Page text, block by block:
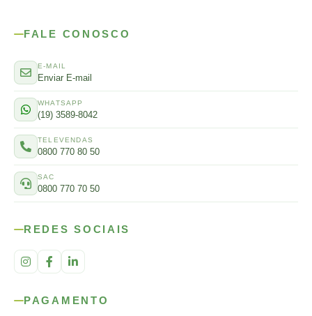
FALE CONOSCO
E-MAIL
Enviar E-mail
WHATSAPP
(19) 3589-8042
TELEVENDAS
0800 770 80 50
SAC
0800 770 70 50
REDES SOCIAIS
PAGAMENTO